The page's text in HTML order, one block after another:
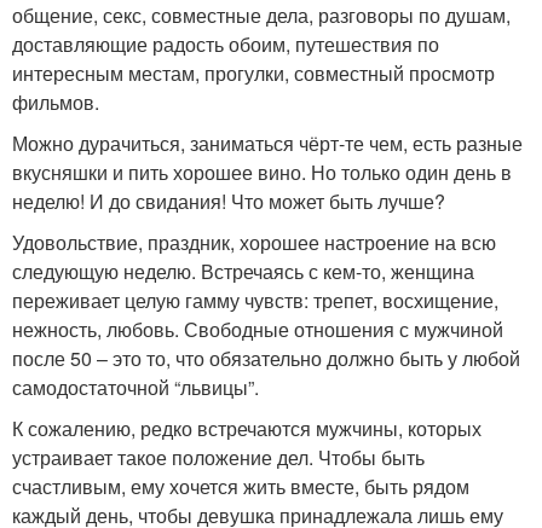
общение, секс, совместные дела, разговоры по душам,
доставляющие радость обоим, путешествия по
интересным местам, прогулки, совместный просмотр
фильмов.
Можно дурачиться, заниматься чёрт-те чем, есть разные
вкусняшки и пить хорошее вино. Но только один день в
неделю! И до свидания! Что может быть лучше?
Удовольствие, праздник, хорошее настроение на всю
следующую неделю. Встречаясь с кем-то, женщина
переживает целую гамму чувств: трепет, восхищение,
нежность, любовь. Свободные отношения с мужчиной
после 50 – это то, что обязательно должно быть у любой
самодостаточной “львицы”.
К сожалению, редко встречаются мужчины, которых
устраивает такое положение дел. Чтобы быть
счастливым, ему хочется жить вместе, быть рядом
каждый день, чтобы девушка принадлежала лишь ему